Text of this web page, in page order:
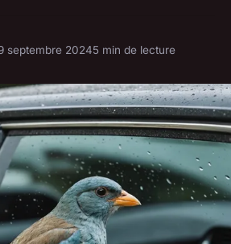
septembre 20245 min de lecture